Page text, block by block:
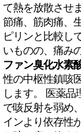
て熱を放散させ
節痛、筋肉痛、
ピリンと比較し
いものの、痛み
ファン臭化水素
性の中枢性鎮咳
します。 医薬品
で咳反射を弱め
インより依存性